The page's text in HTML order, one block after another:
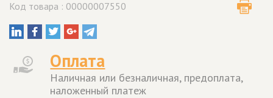
Код товара : 00000007550
Оплата
Наличная или безналичная, предоплата,
наложенный платеж